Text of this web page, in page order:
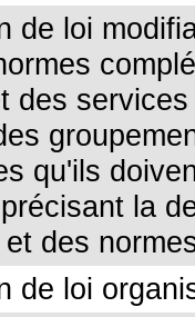
de loi
des
qu'ils
la
des
de loi